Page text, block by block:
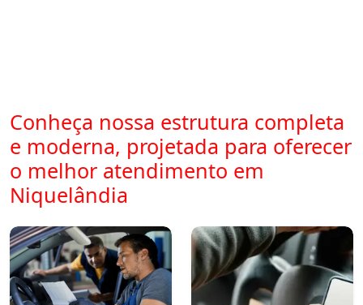
Conheça nossa estrutura completa
e moderna, projetada para oferecer
o melhor atendimento em
Niquelândia